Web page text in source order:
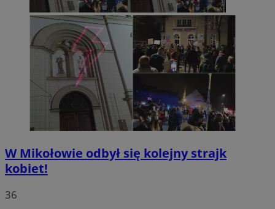
W Mikołowie odbył się kolejny strajk
kobiet!
36